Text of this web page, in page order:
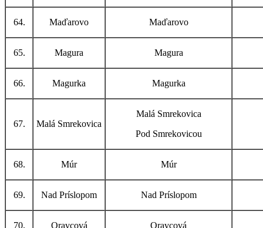
64. Maďarovo Maďarovo
65. Magura Magura
66. Magurka Magurka
67. Malá Smrekovica
Malá Smrekovica
Pod Smrekovicou
68. Múr Múr
69. Nad Príslopom Nad Príslopom
70. Oravcová Oravcová